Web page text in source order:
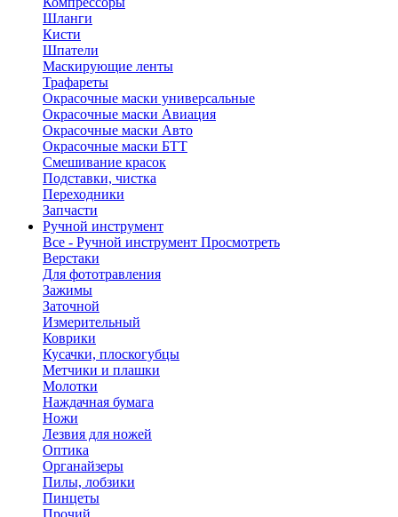
Шланги
Кисти
Шпатели
Маскирующие ленты
Трафареты
Окрасочные маски универсальные
Окрасочные маски Авиация
Окрасочные маски Авто
Окрасочные маски БТТ
Смешивание красок
Подставки, чистка
Переходники
Запчасти
Ручной инструмент
Все - Ручной инструмент Просмотреть
Верстаки
Для фототравления
Зажимы
Заточной
Измерительный
Коврики
Кусачки, плоскогубцы
Метчики и плашки
Молотки
Наждачная бумага
Ножи
Лезвия для ножей
Оптика
Органайзеры
Пилы, лобзики
Пинцеты
Прочий